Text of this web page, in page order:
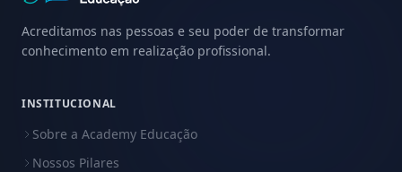
Acreditamos nas pessoas e seu poder de transformar
conhecimento em realização profissional.
INSTITUCIONAL
Sobre a Academy Educação
Nossos Pilares